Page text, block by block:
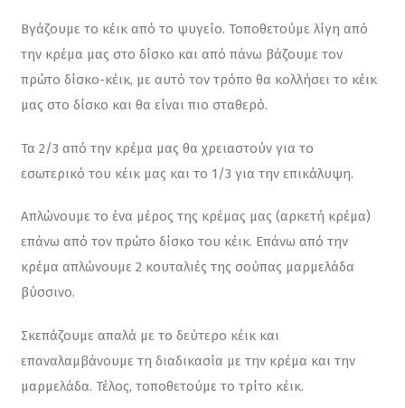
Βγάζουμε το κέικ από το ψυγείο. Τοποθετούμε λίγη από
την κρέμα μας στο δίσκο και από πάνω βάζουμε τον
πρώτο δίσκο-κέικ, με αυτό τον τρόπο θα κολλήσει το κέικ
μας στο δίσκο και θα είναι πιο σταθερό.
Τα 2/3 από την κρέμα μας θα χρειαστούν για το
εσωτερικό του κέικ μας και το 1/3 για την επικάλυψη.
Απλώνουμε το ένα μέρος της κρέμας μας (αρκετή κρέμα)
επάνω από τον πρώτο δίσκο του κέικ. Επάνω από την
κρέμα απλώνουμε 2 κουταλιές της σούπας μαρμελάδα
βύσσινο.
Σκεπάζουμε απαλά με το δεύτερο κέικ και
επαναλαμβάνουμε τη διαδικασία με την κρέμα και την
μαρμελάδα. Τέλος, τοποθετούμε το τρίτο κέικ.